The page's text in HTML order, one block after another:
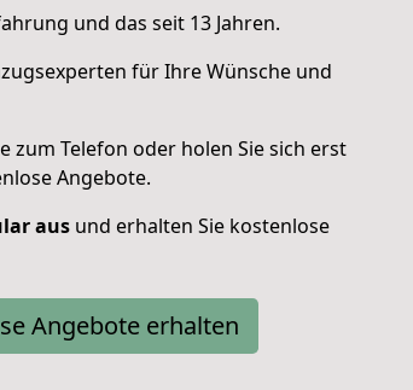
und das seit 13 Jahren.
für Ihre Wünsche und
zum Telefon oder holen Sie sich erst
Angebote.
aus und erhalten Sie kostenlose
Angebote erhalten